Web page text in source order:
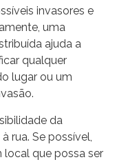
invasores e
uma
ajuda a
qualquer
lugar ou um
da
rua. Se possível,
local que possa ser